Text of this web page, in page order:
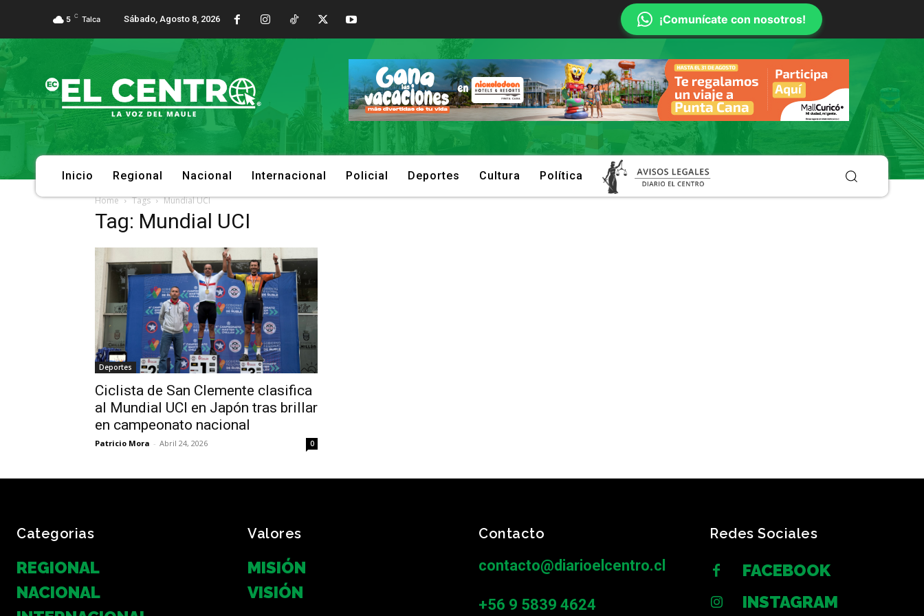
5 C Talca Sábado, Agosto 8, 2026 ¡Comunícate con nosotros!
Inicio Regional Nacional Internacional Policial Deportes Cultura Política
Home Tags Mundial UCI
Tag: Mundial UCI
Deportes
Ciclista de San Clemente clasifica
al Mundial UCI en Japón tras brillar
en campeonato nacional
Patricio Mora - Abril 24, 2026 0
Categorias
REGIONAL
NACIONAL
Valores
MISIÓN
VISIÓN
Contacto
contacto@diarioelcentro.cl
+56 9 5839 4624
Redes Sociales
FACEBOOK
INSTAGRAM